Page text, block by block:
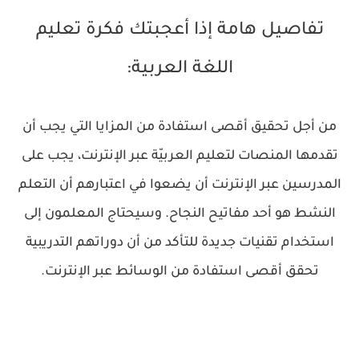
تفاصيل هامة إذا أعجبتك فكرة تعليم
اللغة العربية:
من أجل تحقيق أقصى استفادة من المزايا التي يجب أن
تقدمها المنصات لتعليم العربيّة عبر الإنترنت، يجب على
المدرسين عبر الإنترنت أن يضعوا في اعتبارهم أن التعلم
النشط هو أحد مفاتيح النجاح. وسيحتاج المعلمون إلى
استخدام تقنيات جديدة للتأكد من أن دوراتهم التدريبية
تحقق أقصى استفادة من الوسائط عبر الإنترنت.